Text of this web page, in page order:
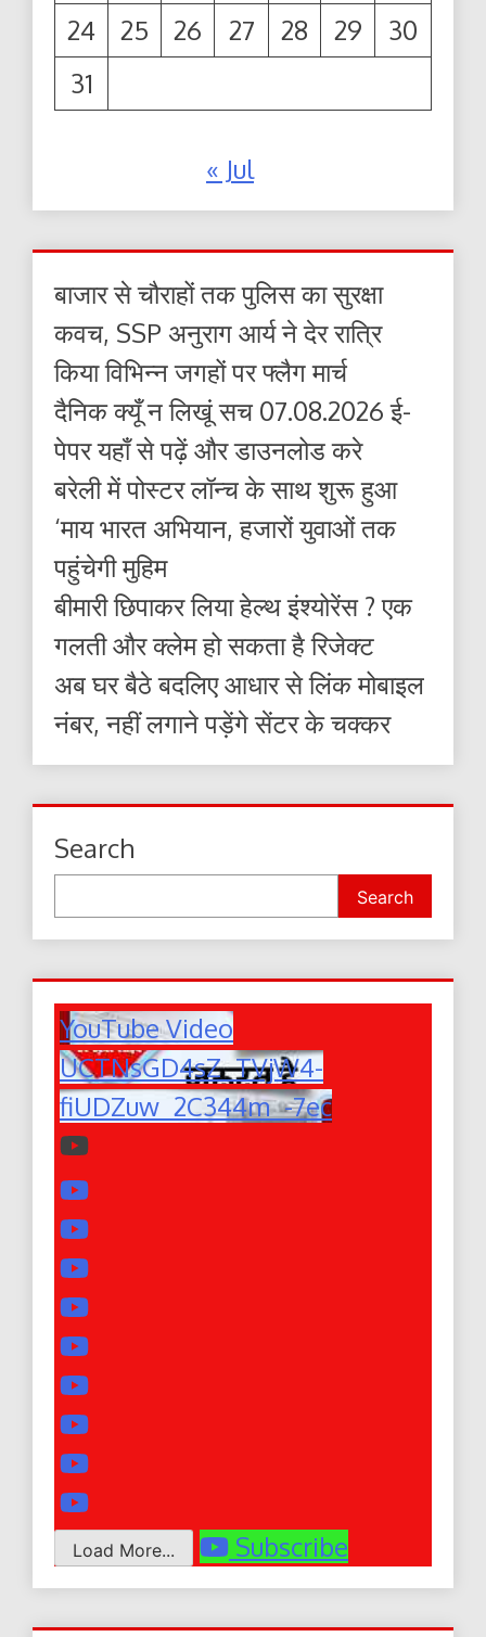
24 25 26 27 28 29
30
31
« Jul
बाजार से चौराहों तक पुलिस का सुरक्षा
कवच, SSP अनुराग आर्य ने देर रात्रि
किया विभिन्न जगहों पर फ्लैग मार्च
दैनिक क्यूँ न लिखूं सच 07.08.2026 ई-
पेपर यहाँ से पढ़ें और डाउनलोड करे
बरेली में पोस्टर लॉन्च के साथ शुरू हुआ
‘माय भारत अभियान, हजारों युवाओं तक
पहुंचेगी मुहिम
बीमारी छिपाकर लिया हेल्थ इंश्योरेंस ? एक
गलती और क्लेम हो सकता है रिजेक्ट
अब घर बैठे बदलिए आधार से लिंक मोबाइल
नंबर, नहीं लगाने पड़ेंगे सेंटर के चक्कर
Search
Search
YouTube Video
UCTNsGD4sZ_TVjW4-
fiUDZuw_2C344m_-7ec
Load More... Subscribe